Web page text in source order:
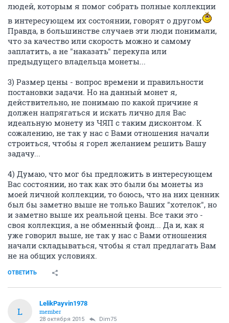
людей, которым я помог собрать полные коллекции
в интересующем их состоянии, говорят о другом
Правда, в большинстве случаев эти люди понимали,
что за качество или скорость можно и самому
заплатить, а не "наказать" перекупа или
предыдущего владельца монеты...
3) Размер цены - вопрос времени и правильности
постановки задачи. Но на данный монет я,
действительно, не понимаю по какой причине я
должен напрягаться и искать лично для Вас
идеальную монету из ЧЯП с таким дисконтом. К
сожалению, не так у нас с Вами отношения начали
строиться, чтобы я горел желанием решить Вашу
задачу...
4) Думаю, что мог бы предложить в интересующем
Вас состоянии, но так как это были бы монеты из
моей личной коллекции, то боюсь, что на них ценник
был бы заметно выше не только Ваших "хотелок", но
и заметно выше их реальной цены. Все таки это -
своя коллекция, а не обменный фонд... Да и, как я
уже говорил выше, не так у нас с Вами отношения
начали складываться, чтобы я стал предлагать Вам
не на общих условиях.
ОТВЕТИТЬ
L
LelikPayvin1978
member
28 октября 2015 Dim75